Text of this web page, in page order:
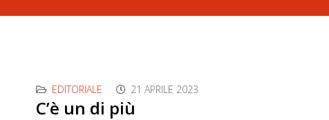
EDITORIALE 21 APRILE 2023
C’è un di più